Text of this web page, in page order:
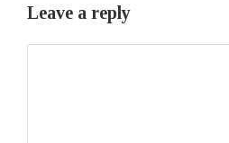
Leave a reply